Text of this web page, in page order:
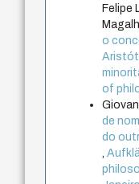
Felipe
o
of
de
do
,